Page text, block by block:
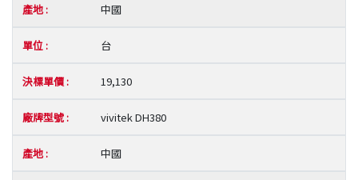
中國
台
19,130
vivitek DH380
中國